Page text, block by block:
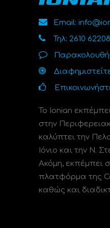
Email:
Τηλ: 2610
Το Ionian
στην
καλύπτει την
Ιόνιο και την Ν.
Ακόμη, εκπέμπει
πλατφόρμα της
καθώς και